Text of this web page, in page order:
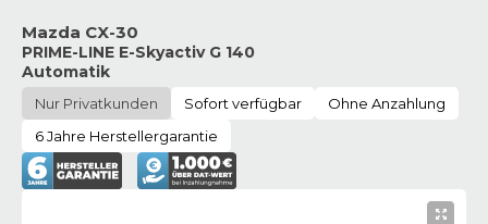
Mazda CX-30
PRIME-LINE E-Skyactiv G 140
Automatik
Nur Privatkunden Sofort verfügbar
Ohne Anzahlung
6 Jahre Herstellergarantie